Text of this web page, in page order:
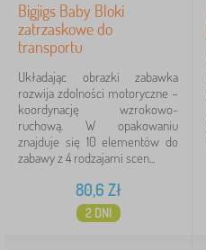
Bigjigs Baby Bloki
zatrzaskowe do
transportu
Układając obrazki zabawka
rozwija zdolności motoryczne –
koordynację wzrokowo-
ruchową. W opakowaniu
znajduje się 10 elementów do
zabawy z 4 rodzajami scen...
80,6 Zł
2 DNI